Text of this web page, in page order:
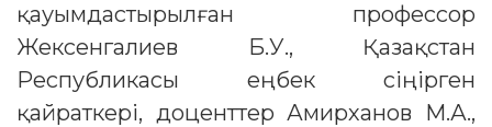
қауымдастырылған профессор
Жексенгалиев Б.У., Қазақстан
Республикасы еңбек сіңірген
қайраткері, доценттер Амирханов М.А.,